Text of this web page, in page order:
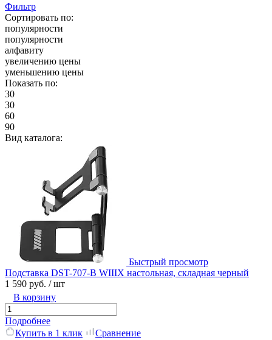
Фильтр
Сортировать по:
популярности
популярности
алфавиту
увеличению цены
уменьшению цены
Показать по:
30
30
60
90
Вид каталога:
Быстрый просмотр
Подставка DST-707-B WIIIX настольная, складная черный
1 590 руб. / шт
В корзину
Подробнее
Купить в 1 клик
Сравнение